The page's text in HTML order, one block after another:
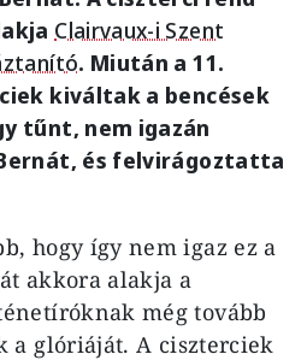
Clairvaux-i Szent
. Miután a 11.
kiváltak a bencések
tűnt, nem igazán
és felvirágoztatta
hogy így nem igaz ez a
akkora alakja a
még tovább
glóriáját. A ciszterciek